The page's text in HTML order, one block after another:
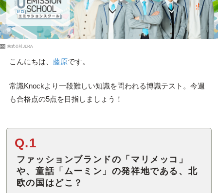
PR 株式会社JERA
こんにちは、 藤原です。
常識Knockより一段難しい知識を問われる博識テスト。今週
も合格点の5点を目指しましょう！
Q.1
ファッションブランドの「マリメッコ」
や、童話「ムーミン」の発祥地である、北
欧の国はどこ？